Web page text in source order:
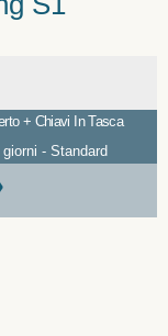
+ Chiavi In Tasca
giorni - Standard